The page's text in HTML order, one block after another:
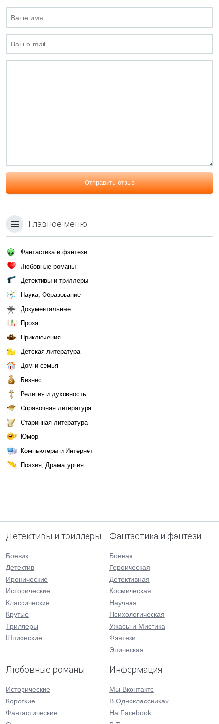
Отправить отзыв
Главное меню
Фантастика и фэнтези
Любовные романы
Детективы и триллеры
Наука, Образование
Документальные
Проза
Приключения
Детская литература
Дом и семья
Бизнес
Религия и духовность
Справочная литература
Старинная литература
Юмор
Компьютеры и Интернет
Поэзия, Драматургия
Детективы и триллеры
Боевик
Детектив
Иронические
Исторические
Классические
Крутые
Триллеры
Шпионские
Фантастика и фэнтези
Боевая
Героическая
Детективная
Космическая
Научная
Психологическая
Ужасы и Мистика
Фэнтези
Эпическая
Любовные романы
Исторические
Короткие
Фантастические
Информация
Мы Вконтакте
В Одноклассниках
На Facebook